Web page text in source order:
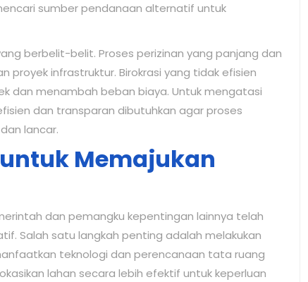
sumber pendanaan alternatif untuk
berbelit-belit. Proses perizinan yang panjang dan
proyek infrastruktur. Birokrasi yang tidak efisien
dan menambah beban biaya. Untuk mengatasi
dan transparan dibutuhkan agar proses
lancar.
Memajukan
dan pemangku kepentingan lainnya telah
Salah satu langkah penting adalah melakukan
teknologi dan perencanaan tata ruang
lahan secara lebih efektif untuk keperluan